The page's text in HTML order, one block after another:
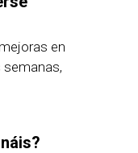
en
semanas,